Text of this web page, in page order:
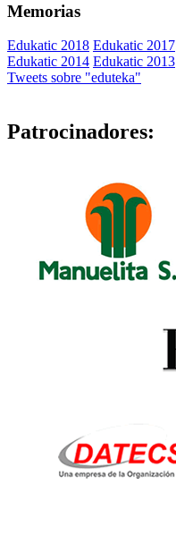
Memorias
Edukatic 2018 Edukatic 2017
Edukatic 2014 Edukatic 2013
Tweets sobre "eduteka"
Patrocinadores: